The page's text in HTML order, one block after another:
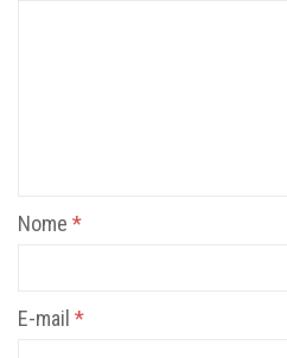
Nome *
E-mail *